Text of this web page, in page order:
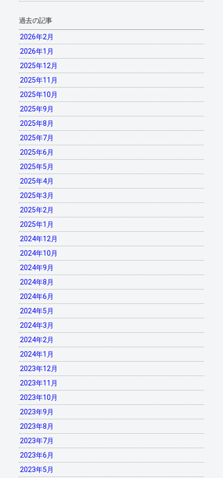
過去の記事
2026年2月
2026年1月
2025年12月
2025年11月
2025年10月
2025年9月
2025年8月
2025年7月
2025年6月
2025年5月
2025年4月
2025年3月
2025年2月
2025年1月
2024年12月
2024年10月
2024年9月
2024年8月
2024年6月
2024年5月
2024年3月
2024年2月
2024年1月
2023年12月
2023年11月
2023年10月
2023年9月
2023年8月
2023年7月
2023年6月
2023年5月